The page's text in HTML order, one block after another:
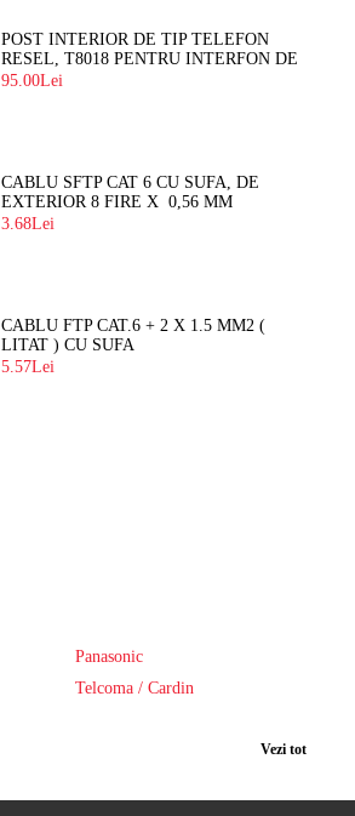
POST INTERIOR DE TIP TELEFON
RESEL, T8018 PENTRU INTERFON DE
BLOC
95.00Lei
CABLU SFTP CAT 6 CU SUFA, DE
EXTERIOR 8 FIRE X 0,56 MM
3.68Lei
CABLU FTP CAT.6 + 2 X 1.5 MM2 (
LITAT ) CU SUFA
5.57Lei
Panasonic
Telcoma / Cardin
Vezi tot